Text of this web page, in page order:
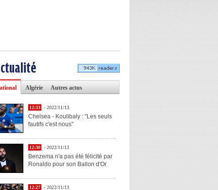
Algérie Autres actus
12:33 - 2022/11/13
Chelsea - Koulibaly : "Les seuls
fautifs c'est nous"
12:30 - 2022/11/13
Benzema n'a pas été félicité par
Ronaldo pour son Ballon d'Or
12:27 - 2022/11/13